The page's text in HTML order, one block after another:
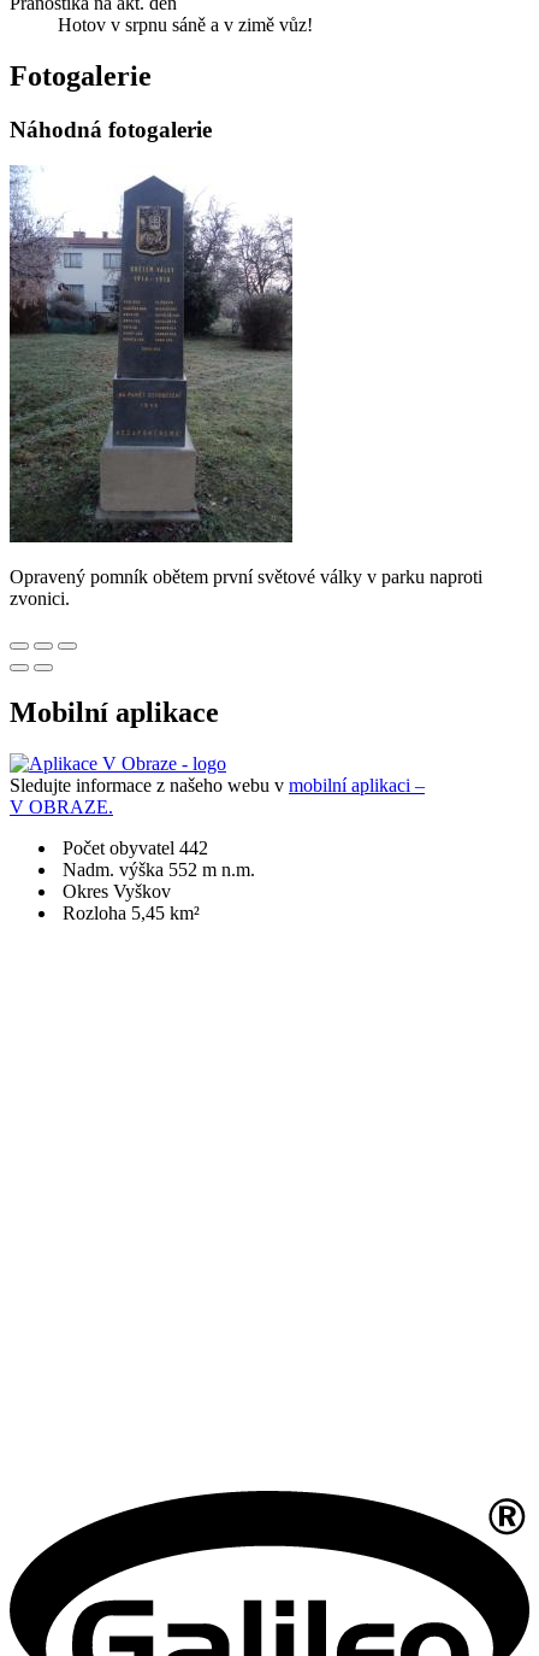
Hotov v srpnu sáně a v zimě vůz!
Fotogalerie
Náhodná fotogalerie
Opravený pomník obětem první světové války v parku naproti
zvonici.
Mobilní aplikace
Sledujte informace z našeho webu v mobilní aplikaci –
V OBRAZE.
Počet obyvatel 442
Nadm. výška 552 m n.m.
Okres Vyškov
Rozloha 5,45 km²